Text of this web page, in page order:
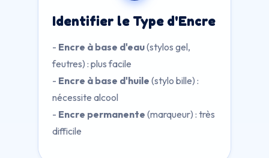
Identifier le Type d'Encre
- Encre à base d'eau(stylos gel,
feutres) : plus facile
- Encre à base d'huile (stylo bille) :
nécessite alcool
- Encre permanente (marqueur) : très
difficile